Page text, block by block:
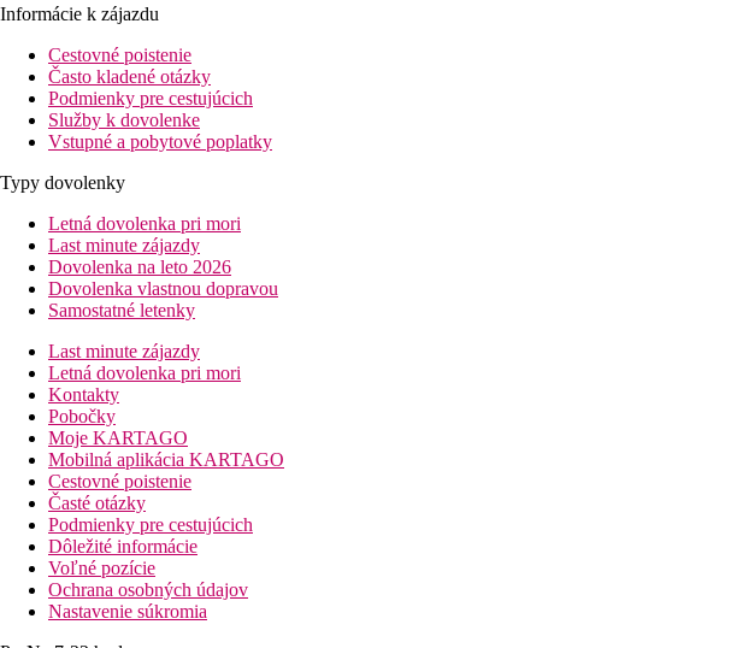
Informácie k zájazdu
Cestovné poistenie
Často kladené otázky
Podmienky pre cestujúcich
Služby k dovolenke
Vstupné a pobytové poplatky
Typy dovolenky
Letná dovolenka pri mori
Last minute zájazdy
Dovolenka na leto 2026
Dovolenka vlastnou dopravou
Samostatné letenky
Last minute zájazdy
Letná dovolenka pri mori
Kontakty
Pobočky
Moje KARTAGO
Mobilná aplikácia KARTAGO
Cestovné poistenie
Časté otázky
Podmienky pre cestujúcich
Dôležité informácie
Voľné pozície
Ochrana osobných údajov
Nastavenie súkromia